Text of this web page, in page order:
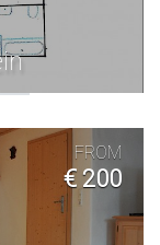
FROM
€ 200